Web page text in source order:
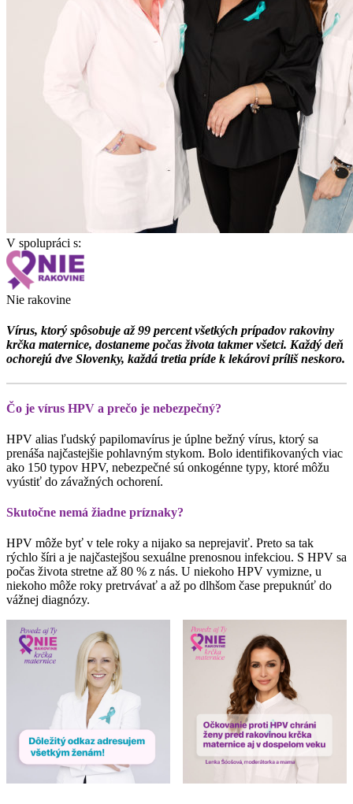
V spolupráci s:
Nie rakovine
Vírus, ktorý spôsobuje až 99 percent všetkých prípadov rakoviny
krčka maternice, dostaneme počas života takmer všetci. Každý deň
ochorejú dve Slovenky, každá tretia príde k lekárovi príliš neskoro.
Čo je vírus HPV a prečo je nebezpečný?
HPV alias ľudský papilomavírus je úplne bežný vírus, ktorý sa
prenáša najčastejšie pohlavným stykom. Bolo identifikovaných viac
ako 150 typov HPV, nebezpečné sú onkogénne typy, ktoré môžu
vyústiť do závažných ochorení.
Skutočne nemá žiadne príznaky?
HPV môže byť v tele roky a nijako sa neprejaviť. Preto sa tak
rýchlo šíri a je najčastejšou sexuálne prenosnou infekciou. S HPV sa
počas života stretne až 80 % z nás. U niekoho HPV vymizne, u
niekoho môže roky pretrvávať a až po dlhšom čase prepuknúť do
vážnej diagnózy.